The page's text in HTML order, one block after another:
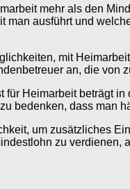
mehr als den
man ausführt und
mit
an, die von
für Heimarbeit beträgt
bedenken, dass man
um zusätzliches
zu verdienen,